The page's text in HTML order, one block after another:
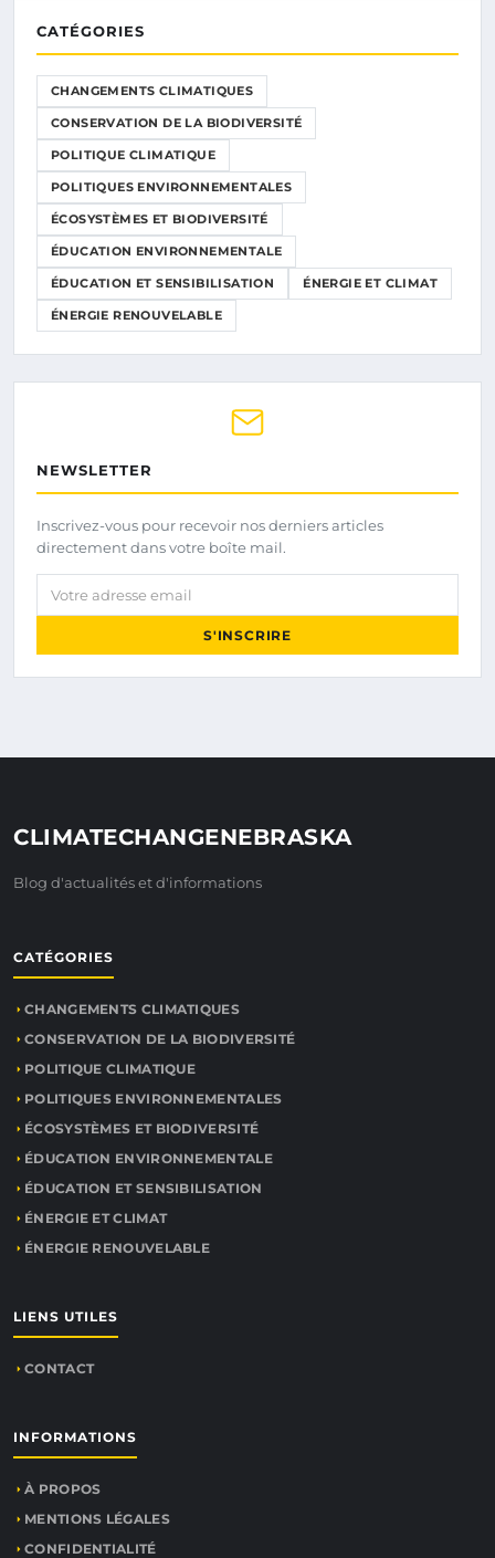
CATÉGORIES
CHANGEMENTS CLIMATIQUES
CONSERVATION DE LA BIODIVERSITÉ
POLITIQUE CLIMATIQUE
POLITIQUES ENVIRONNEMENTALES
ÉCOSYSTÈMES ET BIODIVERSITÉ
ÉDUCATION ENVIRONNEMENTALE
ÉDUCATION ET SENSIBILISATION ÉNERGIE ET CLIMAT
ÉNERGIE RENOUVELABLE
NEWSLETTER
Inscrivez-vous pour recevoir nos derniers articles
directement dans votre boîte mail.
Votre adresse email
S'INSCRIRE
CLIMATECHANGENEBRASKA
Blog d'actualités et d'informations
CATÉGORIES
CHANGEMENTS CLIMATIQUES
CONSERVATION DE LA BIODIVERSITÉ
POLITIQUE CLIMATIQUE
POLITIQUES ENVIRONNEMENTALES
ÉCOSYSTÈMES ET BIODIVERSITÉ
ÉDUCATION ENVIRONNEMENTALE
ÉDUCATION ET SENSIBILISATION
ÉNERGIE ET CLIMAT
ÉNERGIE RENOUVELABLE
LIENS UTILES
CONTACT
INFORMATIONS
À PROPOS
MENTIONS LÉGALES
CONFIDENTIALITÉ